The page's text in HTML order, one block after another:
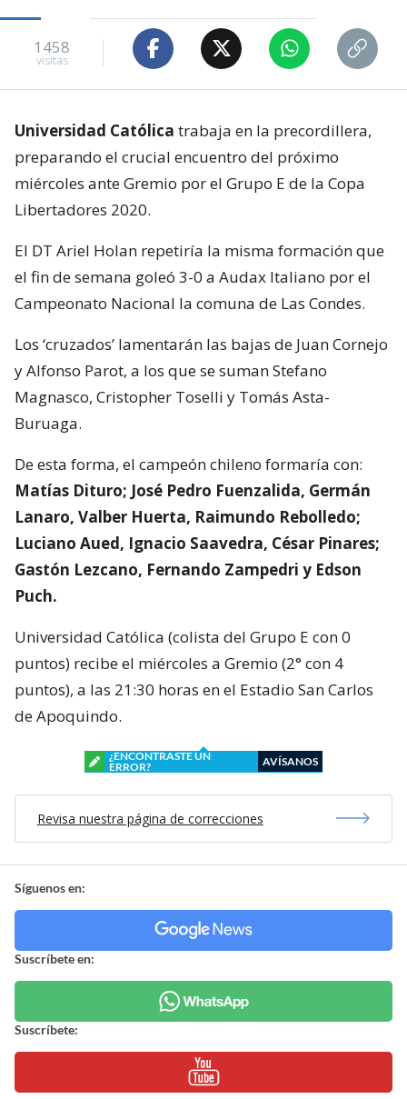
1458
visitas
Universidad Católica trabaja en la precordillera,
preparando el crucial encuentro del próximo
miércoles ante Gremio por el Grupo E de la Copa
Libertadores 2020.
El DT Ariel Holan repetiría la misma formación que
el fin de semana goleó 3-0 a Audax Italiano por el
Campeonato Nacional la comuna de Las Condes.
Los ‘cruzados’ lamentarán las bajas de Juan Cornejo
y Alfonso Parot, a los que se suman Stefano
Magnasco, Cristopher Toselli y Tomás Asta-
Buruaga.
De esta forma, el campeón chileno formaría con:
Matías Dituro; José Pedro Fuenzalida, Germán
Lanaro, Valber Huerta, Raimundo Rebolledo;
Luciano Aued, Ignacio Saavedra, César Pinares;
Gastón Lezcano, Fernando Zampedri y Edson
Puch.
Universidad Católica (colista del Grupo E con 0
puntos) recibe el miércoles a Gremio (2° con 4
puntos), a las 21:30 horas en el Estadio San Carlos
de Apoquindo.
¿ENCONTRASTE UN
ERROR?
AVÍSANOS
Revisa nuestra página de correcciones
Síguenos en:
Suscríbete en:
Suscríbete: